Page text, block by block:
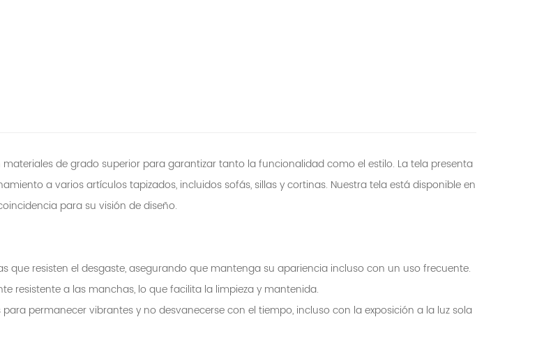
de grado superior para garantizar tanto la funcionalidad como el estilo. La tela presenta
a varios artículos tapizados, incluidos sofás, sillas y cortinas. Nuestra tela está disponible en
para su visión de diseño.
resisten el desgaste, asegurando que mantenga su apariencia incluso con un uso frecuente.
resistente a las manchas, lo que facilita la limpieza y mantenida.
permanecer vibrantes y no desvanecerse con el tiempo, incluso con la exposición a la luz sola